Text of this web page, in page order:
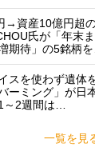
→資産10億円超
氏が「年末
期待」の5銘柄を
スを使わず遺体
ーミング」が日
2週間は…
一覧を見